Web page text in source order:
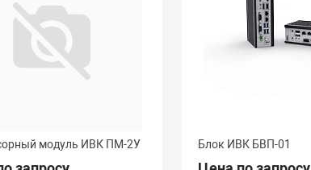
модуль ИВК ПМ-2У Блок ИВК БВП-01